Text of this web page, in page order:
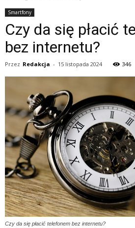
Smartfony
Czy da się płacić
bez internetu?
Przez Redakcja - 15 listopada 2024 346
Czy da się płacić telefonem bez internetu?